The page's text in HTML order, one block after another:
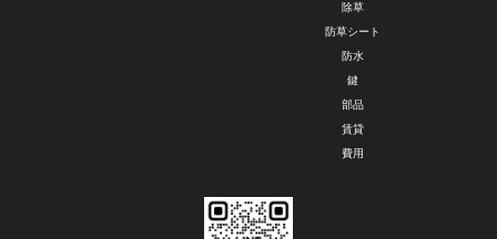
除草
防草シート
防水
鍵
部品
賃貸
費用